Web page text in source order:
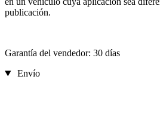
publicación.
Garantía del vendedor: 30 días
Envío